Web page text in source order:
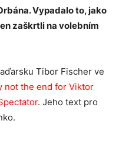
Vypadalo to, jako
zaškrtli na volebním
Tibor Fischer ve
not the end for Viktor
. Jeho text pro